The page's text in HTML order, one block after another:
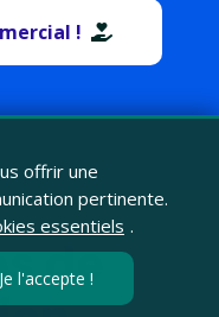
!
de
offrir une
pertinente.
essentiels .
Je l'accepte !